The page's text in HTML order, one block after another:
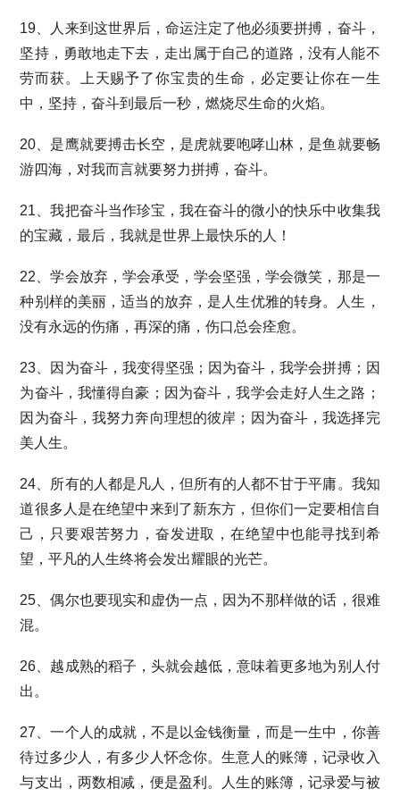
19、人来到这世界后，命运注定了他必须要拼搏，奋斗，
坚持，勇敢地走下去，走出属于自己的道路，没有人能不
劳而获。上天赐予了你宝贵的生命，必定要让你在一生
中，坚持，奋斗到最后一秒，燃烧尽生命的火焰。
20、是鹰就要搏击长空，是虎就要咆哮山林，是鱼就要畅
游四海，对我而言就要努力拼搏，奋斗。
21、我把奋斗当作珍宝，我在奋斗的微小的快乐中收集我
的宝藏，最后，我就是世界上最快乐的人！
22、学会放弃，学会承受，学会坚强，学会微笑，那是一
种别样的美丽，适当的放弃，是人生优雅的转身。人生，
没有永远的伤痛，再深的痛，伤口总会痊愈。
23、因为奋斗，我变得坚强；因为奋斗，我学会拼搏；因
为奋斗，我懂得自豪；因为奋斗，我学会走好人生之路；
因为奋斗，我努力奔向理想的彼岸；因为奋斗，我选择完
美人生。
24、所有的人都是凡人，但所有的人都不甘于平庸。我知
道很多人是在绝望中来到了新东方，但你们一定要相信自
己，只要艰苦努力，奋发进取，在绝望中也能寻找到希
望，平凡的人生终将会发出耀眼的光芒。
25、偶尔也要现实和虚伪一点，因为不那样做的话，很难
混。
26、越成熟的稻子，头就会越低，意味着更多地为别人付
出。
27、一个人的成就，不是以金钱衡量，而是一生中，你善
待过多少人，有多少人怀念你。生意人的账簿，记录收入
与支出，两数相减，便是盈利。人生的账簿，记录爱与被